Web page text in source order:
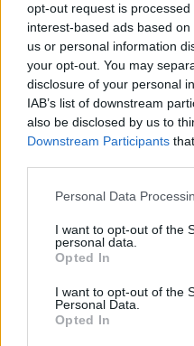
opt-out request is
interest-based ads based
us or personal information
your opt-out. You may
disclosure of your personal
IAB’s list of downstream
also be disclosed by us to
Downstream Participants
Personal Data
I want to opt-out of the
personal data.
Opted In
I want to opt-out of the
Personal Data.
Opted In
Minka 11.
T. szereti
Pedig
nőknek,